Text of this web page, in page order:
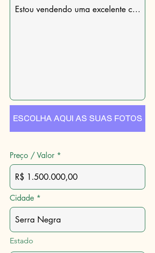
ESCOLHA AQUI AS SUAS FOTOS
Preço / Valor
Cidade
Estado